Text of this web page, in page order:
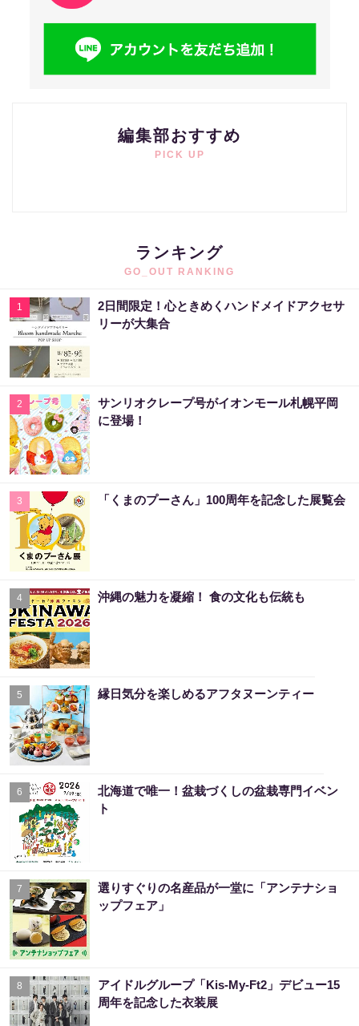
編集部おすすめ
PICK UP
ランキング
GO_OUT RANKING
1
2日間限定！心ときめくハンドメイドアクセサ
リーが大集合
2
サンリオクレープ号がイオンモール札幌平岡
に登場！
3 「くまのプーさん」100周年を記念した展覧会
4 沖縄の魅力を凝縮！ 食の文化も伝統も
5 縁日気分を楽しめるアフタヌーンティー
6
北海道で唯一！盆栽づくしの盆栽専門イベン
ト
7
選りすぐりの名産品が一堂に「アンテナショ
ップフェア」
8
アイドルグループ「Kis-My-Ft2」デビュー15
周年を記念した衣装展